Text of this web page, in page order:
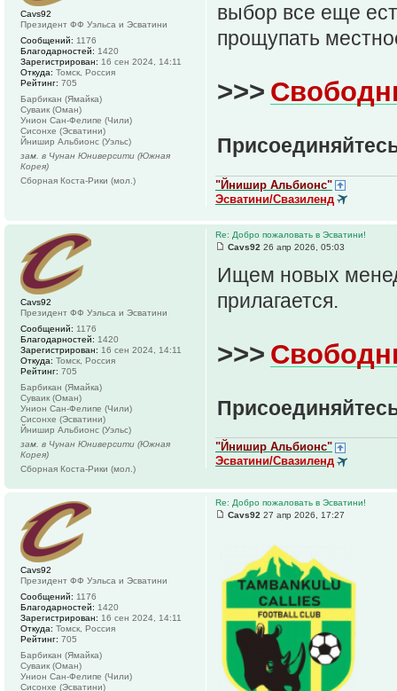
выбор все еще
прощупать
>>>
"Йнишир Альбионс"
Эсватини/Свазиленд
Cavs92
Президент ФФ Уэльса и Эсватини
Сообщений: 1176
Благодарностей: 1420
Зарегистрирован: 16 сен 2024, 14:11
Откуда: Томск, Россия
Рейтинг: 705
Барбикан (Ямайка)
Суваик (Оман)
Унион Сан-Фелипе (Чили)
Сисонхе (Эсватини)
Йнишир Альбионс (Уэльс)
зам. в Чунан Юниверсити (Южная
Корея)
Сборная Коста-Рики (мол.)
Re: Добро пожаловать в Эсватини!
Cavs92 26 апр 2026, 05:03
Ищем новых
прилагается.
>>>
"Йнишир Альбионс"
Эсватини/Свазиленд
Cavs92
Президент ФФ Уэльса и Эсватини
Сообщений: 1176
Благодарностей: 1420
Зарегистрирован: 16 сен 2024, 14:11
Откуда: Томск, Россия
Рейтинг: 705
Барбикан (Ямайка)
Суваик (Оман)
Унион Сан-Фелипе (Чили)
Сисонхе (Эсватини)
Йнишир Альбионс (Уэльс)
зам. в Чунан Юниверсити (Южная
Корея)
Сборная Коста-Рики (мол.)
Re: Добро пожаловать в Эсватини!
Cavs92 27 апр 2026, 17:27
Cavs92
Президент ФФ Уэльса и Эсватини
Сообщений: 1176
Благодарностей: 1420
Зарегистрирован: 16 сен 2024, 14:11
Откуда: Томск, Россия
Рейтинг: 705
Барбикан (Ямайка)
Суваик (Оман)
Унион Сан-Фелипе (Чили)
Сисонхе (Эсватини)